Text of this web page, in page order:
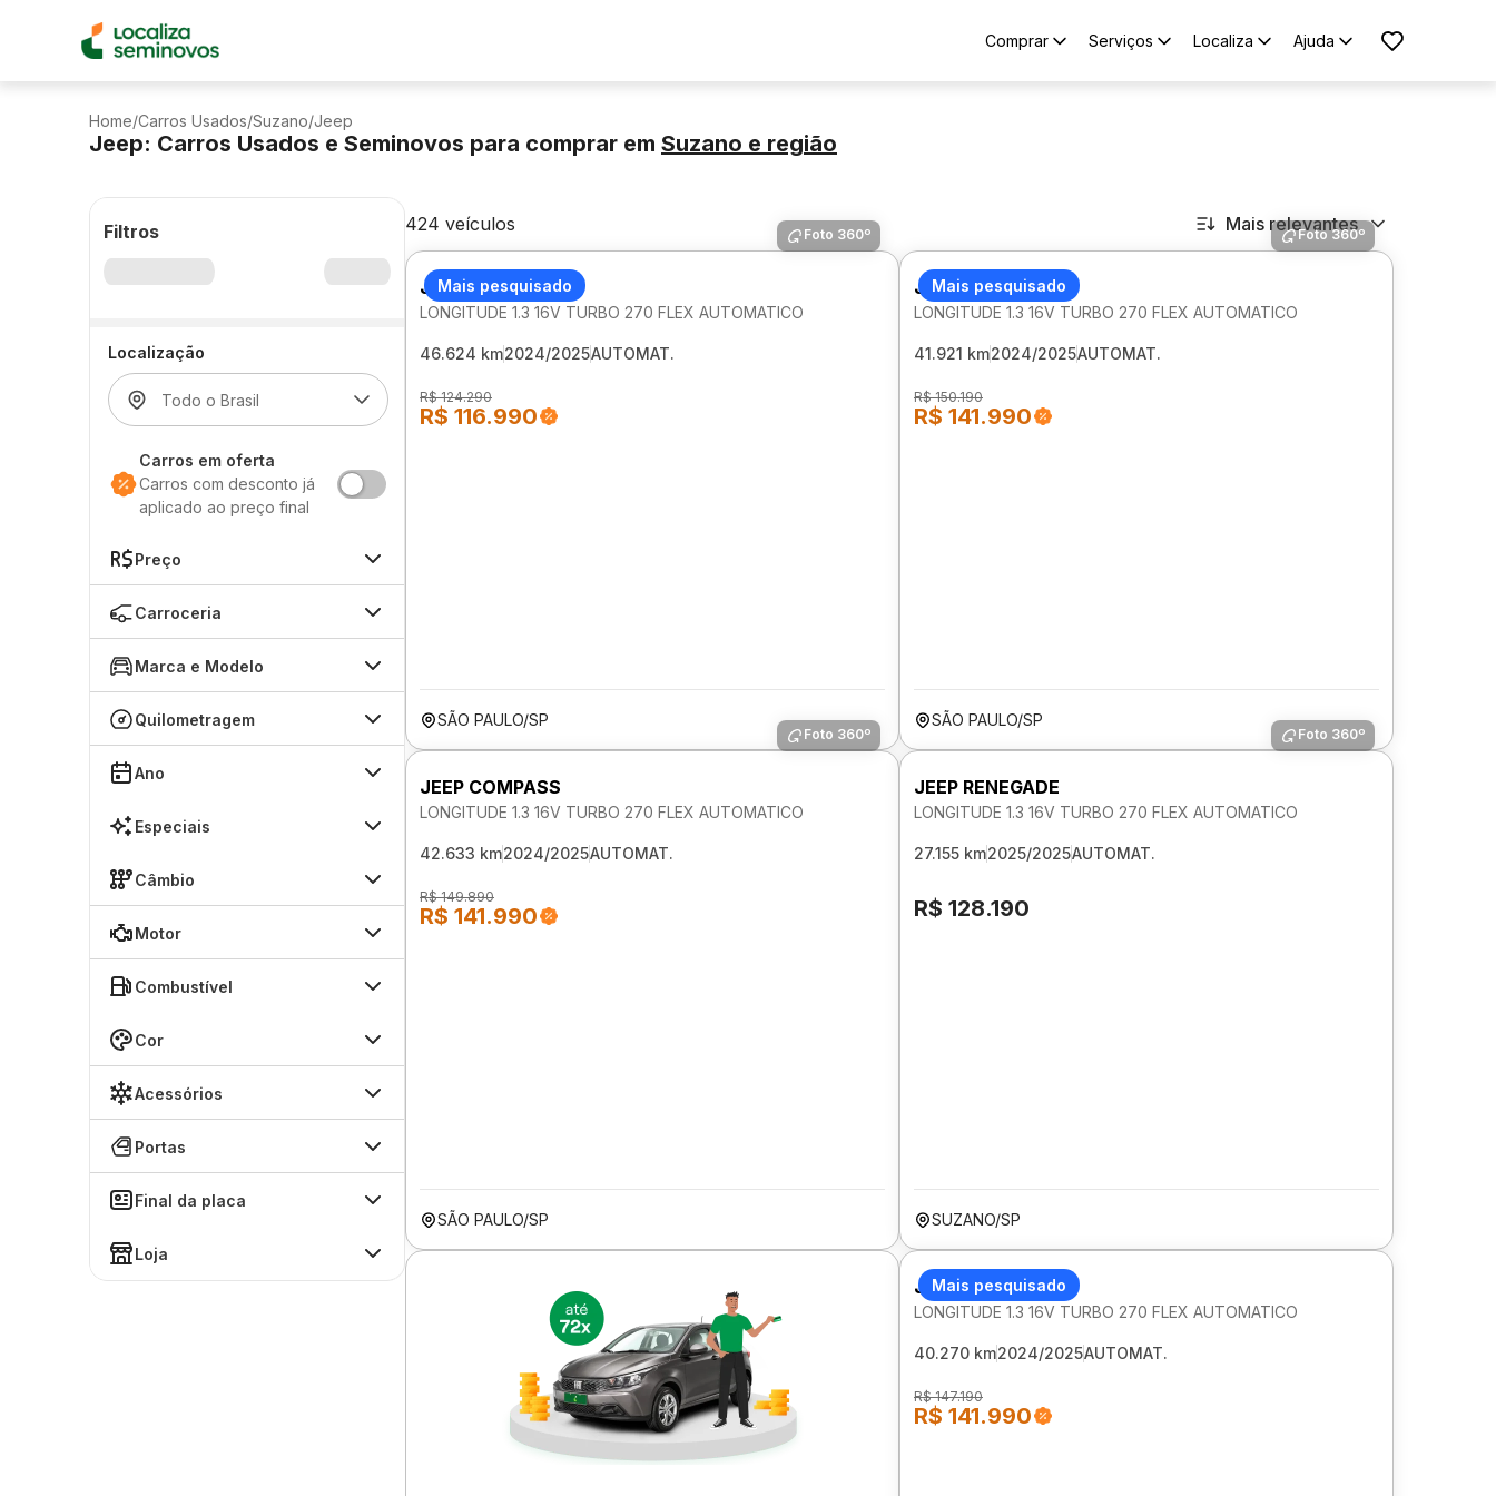
Comprar Serviços Localiza Ajuda
Home/Carros Usados/Suzano/Jeep
Jeep: Carros Usados e Seminovos para comprar em Suzano e região
Filtros
Localização
Carros em oferta
Carros com desconto já
aplicado ao preço final
Preço
Carroceria
Marca e Modelo
Quilometragem
Ano
Especiais
Câmbio
Motor
Combustível
Cor
Acessórios
Portas
Final da placa
Loja
424 veículos Mais relevantes
Mais pesquisado
Foto 360º
JEEP RENEGADE
LONGITUDE 1.3 16V TURBO 270 FLEX AUTOMATICO
46.624 km2024/2025AUTOMAT.
R$ 124.290
R$ 116.990
SÃO PAULO/SP
Mais pesquisado
Foto 360º
JEEP COMPASS
LONGITUDE 1.3 16V TURBO 270 FLEX AUTOMATICO
41.921 km2024/2025AUTOMAT.
R$ 150.190
R$ 141.990
SÃO PAULO/SP
Foto 360º
JEEP COMPASS
LONGITUDE 1.3 16V TURBO 270 FLEX AUTOMATICO
42.633 km2024/2025AUTOMAT.
R$ 149.890
R$ 141.990
SÃO PAULO/SP
Foto 360º
JEEP RENEGADE
LONGITUDE 1.3 16V TURBO 270 FLEX AUTOMATICO
27.155 km2025/2025AUTOMAT.
R$ 128.190
SUZANO/SP
Mais pesquisado
JEEP COMPASS
LONGITUDE 1.3 16V TURBO 270 FLEX AUTOMATICO
40.270 km2024/2025AUTOMAT.
R$ 147.190
R$ 141.990